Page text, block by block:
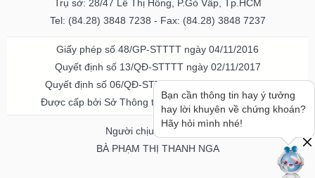
Trụ sở: 28/47 Lê Thị Hồng, P.Gò Vấp, Tp.HCM
Tel: (84.28) 3848 7238 - Fax: (84.28) 3848 7237
Giấy phép số 48/GP-STTTT ngày 04/11/2016
Quyết định số 13/QĐ-STTTT ngày 02/11/2017
Quyết định số 06/QĐ-STTTT-ICP ngày 20/07/2023
Được cấp bởi Sở Thông tin và Truyền thông TPHCM
Người chịu trách nhiệm
BÀ PHẠM THỊ THANH NGA
Bạn cần thông tin hay ý tưởng
hay lời khuyên về chứng khoán?
Hãy hỏi mình nhé!